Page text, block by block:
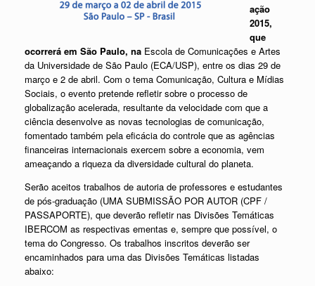
ação
2015,
que
ocorrerá em São Paulo, na Escola de Comunicações e Artes
da Universidade de São Paulo (ECA/USP), entre os dias 29 de
março e 2 de abril. Com o tema Comunicação, Cultura e Mídias
Sociais, o evento pretende refletir sobre o processo de
globalização acelerada, resultante da velocidade com que a
ciência desenvolve as novas tecnologias de comunicação,
fomentado também pela eficácia do controle que as agências
financeiras internacionais exercem sobre a economia, vem
ameaçando a riqueza da diversidade cultural do planeta.
Serão aceitos trabalhos de autoria de professores e estudantes
de pós-graduação (UMA SUBMISSÃO POR AUTOR (CPF /
PASSAPORTE), que deverão refletir nas Divisões Temáticas
IBERCOM as respectivas ementas e, sempre que possível, o
tema do Congresso. Os trabalhos inscritos deverão ser
encaminhados para uma das Divisões Temáticas listadas
abaixo: